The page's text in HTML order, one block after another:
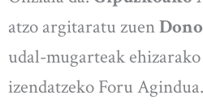
atzo argitaratu zuen
udal-mugarteak
izendatzeko Foru